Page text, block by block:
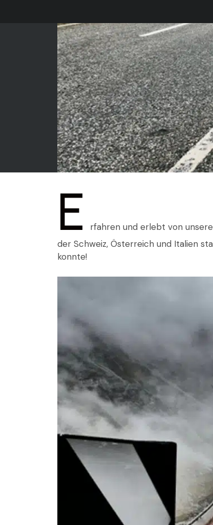
E
rfahren und erlebt von
der Schweiz, Österreich und Italien
konnte!